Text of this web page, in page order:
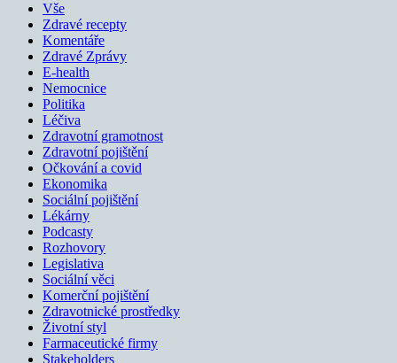
Vše
Zdravé recepty
Komentáře
Zdravé Zprávy
E-health
Nemocnice
Politika
Léčiva
Zdravotní gramotnost
Zdravotní pojištění
Očkování a covid
Ekonomika
Sociální pojištění
Lékárny
Podcasty
Rozhovory
Legislativa
Sociální věci
Komerční pojištění
Zdravotnické prostředky
Životní styl
Farmaceutické firmy
Stakeholders